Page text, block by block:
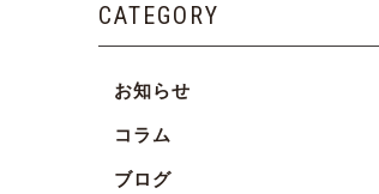
CATEGORY
お知らせ
コラム
ブログ